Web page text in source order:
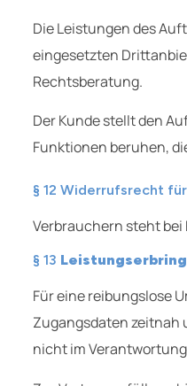
Die Leistungen des
eingesetzten
Rechtsberatung.
Der Kunde stellt den
Funktionen beruhen,
§ 12 Widerrufsrecht
Verbrauchern steht
§ 13
Für eine reibungslose
Zugangsdaten zeitnah
nicht im